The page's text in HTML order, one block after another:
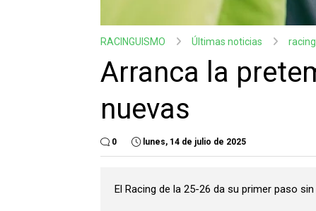
RACINGUISMO Últimas noticias
Arranca la
nuevas
0 lunes, 14 de julio de 2025
El Racing de la 25-26 da su primer paso